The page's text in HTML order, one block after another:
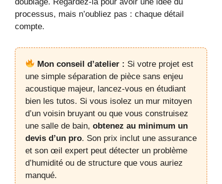
processus, mais n’oubliez pas : chaque détail
compte.
Mon conseil d’atelier : Si votre projet est
une simple séparation de pièce sans enjeu
acoustique majeur, lancez-vous en étudiant
bien les tutos. Si vous isolez un mur mitoyen
d’un voisin bruyant ou que vous construisez
une salle de bain, obtenez au minimum un
devis d’un pro. Son prix inclut une assurance
et son œil expert peut détecter un problème
d’humidité ou de structure que vous auriez
manqué.